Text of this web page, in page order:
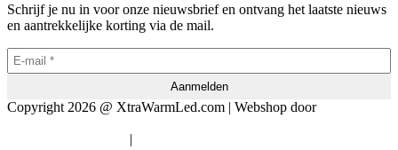
Schrijf je nu in voor onze nieuwsbrief en ontvang het laatste nieuws
en aantrekkelijke korting via de mail.
Copyright 2026 @ XtraWarmLed.com | Webshop door
|